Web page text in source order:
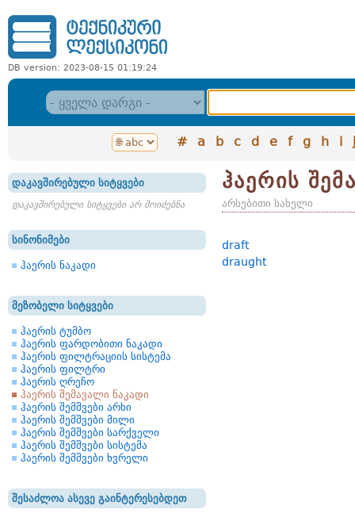
DB version: 2023-08-15 01:19:24
# a b c d e f g h i j
დაკავშირებული სიტყვები
დაკავშირებული სიტყვები არ მოიძებნა
სინონიმები
ჰაერის ნაკადი
მეზობელი სიტყვები
ჰაერის ტუმბო
ჰაერის ფარდობითი ნაკადი
ჰაერის ფილტრაციის სისტემა
ჰაერის ფილტრი
ჰაერის ღრეჩო
ჰაერის შემავალი ნაკადი
ჰაერის შემშვები არხი
ჰაერის შემშვები მილი
ჰაერის შემშვები სარქველი
ჰაერის შემშვები სისტემა
ჰაერის შემშვები ხვრელი
შესაძლოა ასევე გაინტერესებდეთ
ჰაერის
არსებითი სახელი
draft
draught